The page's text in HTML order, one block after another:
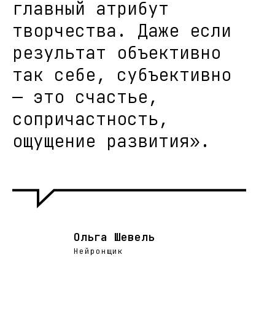
главный атрибут
творчества. Даже если
результат объективно
так себе, субъективно
— это счастье,
сопричастность,
ощущение развития».
Ольга Шевель
Нейронщик